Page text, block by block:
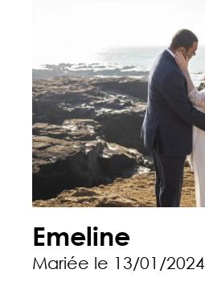
Emeline
Mariée le 13/01/2024